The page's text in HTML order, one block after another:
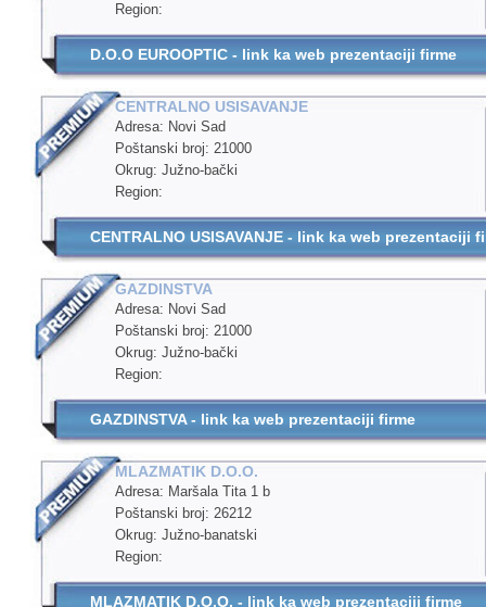
Region:
D.O.O EUROOPTIC - link ka web prezentaciji firme
CENTRALNO USISAVANJE
Adresa: Novi Sad
Poštanski broj: 21000
Okrug: Južno-bački
Region:
CENTRALNO USISAVANJE - link ka web prezentaciji
GAZDINSTVA
Adresa: Novi Sad
Poštanski broj: 21000
Okrug: Južno-bački
Region:
GAZDINSTVA - link ka web prezentaciji firme
MLAZMATIK D.O.O.
Adresa: Maršala Тita 1 b
Poštanski broj: 26212
Okrug: Južno-banatski
Region:
MLAZMATIK D.O.O. - link ka web prezentaciji firme